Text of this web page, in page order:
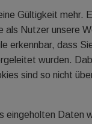
Gültigkeit mehr.
als Nutzer unsere
erkennbar, dass
wurden.
sind so nicht
eingeholten Daten